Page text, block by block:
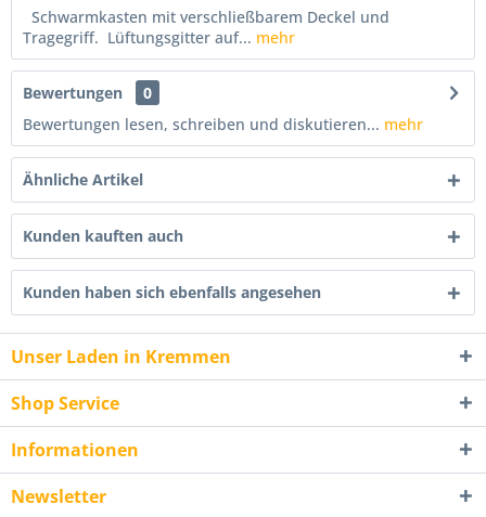
Schwarmkasten mit verschließbarem Deckel und
Tragegriff. Lüftungsgitter auf... mehr
Bewertungen
0
Bewertungen lesen, schreiben und diskutieren... mehr
Ähnliche Artikel
Kunden kauften auch
Kunden haben sich ebenfalls angesehen
Unser Laden in Kremmen
Shop Service
Informationen
Newsletter